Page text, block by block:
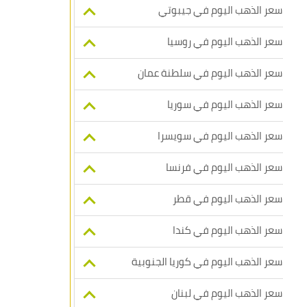
سعر الذهب اليوم في جيبوتي
سعر الذهب اليوم في روسيا
سعر الذهب اليوم في سلطنة عمان
سعر الذهب اليوم في سوريا
سعر الذهب اليوم في سويسرا
سعر الذهب اليوم في فرنسا
سعر الذهب اليوم في قطر
سعر الذهب اليوم في كندا
سعر الذهب اليوم في كوريا الجنوبية
سعر الذهب اليوم في لبنان